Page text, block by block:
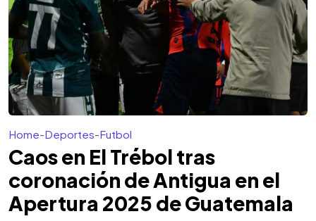
Home-Deportes-Futbol
Caos en El Trébol tras
coronación de Antigua en el
Apertura 2025 de Guatemala